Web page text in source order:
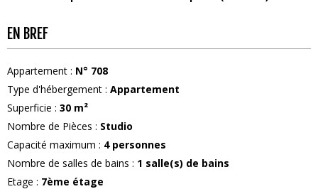
EN BREF
Appartement : N° 708
Type d'hébergement : Appartement
Superficie : 30 m²
Nombre de Pièces : Studio
Capacité maximum : 4 personnes
Nombre de salles de bains : 1 salle(s) de bains
Etage : 7ème étage